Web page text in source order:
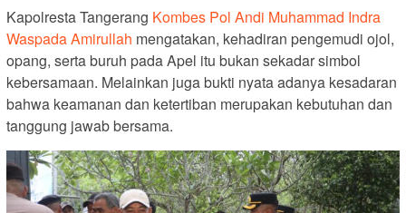
Kapolresta Tangerang Kombes Pol Andi Muhammad Indra
Waspada Amirullah mengatakan, kehadiran pengemudi ojol,
opang, serta buruh pada Apel itu bukan sekadar simbol
kebersamaan. Melainkan juga bukti nyata adanya kesadaran
bahwa keamanan dan ketertiban merupakan kebutuhan dan
tanggung jawab bersama.